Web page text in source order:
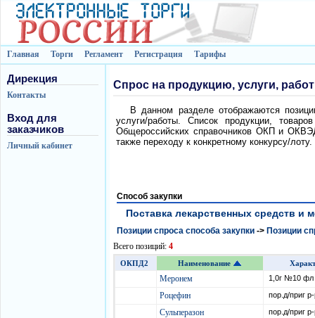
Главная Торги Регламент Регистрация Тарифы
Дирекция
Контакты
Вход для
заказчиков
Личный кабинет
Спрос на продукцию, услуги,
В данном разделе отображаются
услуги/работы. Список продукции,
Общероссийских справочников ОКП и
также переходу к конкретному конкурсу/лоту.
Способ закупки
Поставка лекарственных средств и
Позиции спроса способа закупки -> Позиции
Всего позиций: 4
ОКПД2 Наименование
Меронем 1,0г №10 фл
Роцефин пор.д/приг
Сульперазон пор.д/приг